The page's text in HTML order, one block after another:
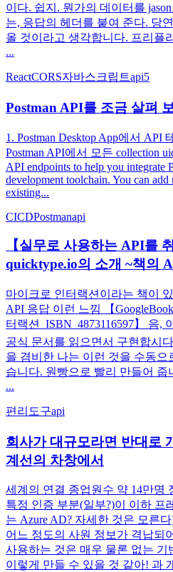
이다. 쉽지. 뭔가의 데이터를
는, 응답의 헤더를 붙여 준다. 당
올 것이라고 생각합니다. 프리플
...
ReactCORS자바스크립트api5
Postman API를 조금 살펴
1. Postman Desktop App에서 API
Postman API에서 모든 collection
API endpoints to help you integrate
development toolchain. You can
existing...
CICDPostmanapi
【실무로 사용하는 API를
quicktype.io의 소개 ~책의
마이크로 인터랙션이라는 책이
API 응답 이런 느낌 【
터랙션_ISBN_4873116597】 음,
공식 문서를 읽으면서 구현합시
을 겸비한 나는 이런 것을 수동
습니다. 원빵으로 빨리 만들어
...
편리 도구api
회사가 대규모라면 반대로
계선의 차창에서
세계의 연결 종업원수 약 14만명
특정 인증 부분(일부?)이 이하 프
는 Azure AD? 자세한 것은 모른
어느 정도의 사원 정보가 격납되
사용하는 것은 매우 물론 없는 기
이렇게 만들 수 있을 것 같아! 과